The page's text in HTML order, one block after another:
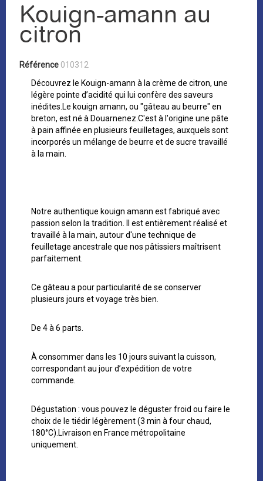
Kouign-amann au
citron
Référence 010312
Découvrez le Kouign-amann à la crème de citron, une
légère pointe d’acidité qui lui confère des saveurs
inédites.Le kouign amann, ou "gâteau au beurre" en
breton, est né à Douarnenez.C'est à l'origine une pâte
à pain affinée en plusieurs feuilletages, auxquels sont
incorporés un mélange de beurre et de sucre travaillé
à la main.
Notre authentique kouign amann est fabriqué avec
passion selon la tradition. Il est entièrement réalisé et
travaillé à la main, autour d'une technique de
feuilletage ancestrale que nos pâtissiers maîtrisent
parfaitement.
Ce gâteau a pour particularité de se conserver
plusieurs jours et voyage très bien.
De 4 à 6 parts.
À consommer dans les 10 jours suivant la cuisson,
correspondant au jour d’expédition de votre
commande.
Dégustation : vous pouvez le déguster froid ou faire le
choix de le tiédir légèrement (3 min à four chaud,
180°C).Livraison en France métropolitaine
uniquement.